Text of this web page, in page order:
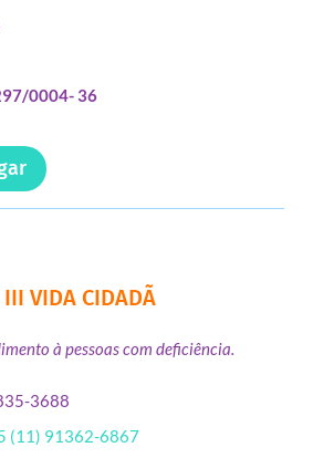
0004- 36
VIDA CIDADÃ
à pessoas com deficiência.
3688
(11) 91362-6867